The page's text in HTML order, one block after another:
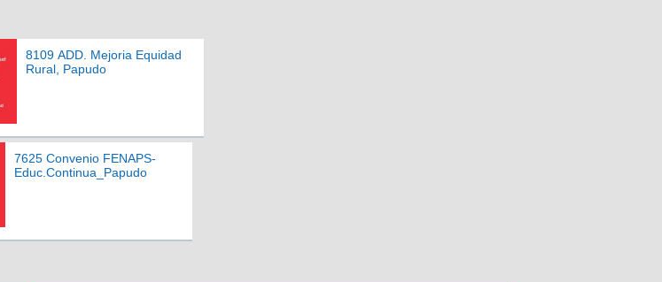
8109 ADD. Mejoria Equidad
Rural, Papudo
7625 Convenio FENAPS-
Educ.Continua_Papudo